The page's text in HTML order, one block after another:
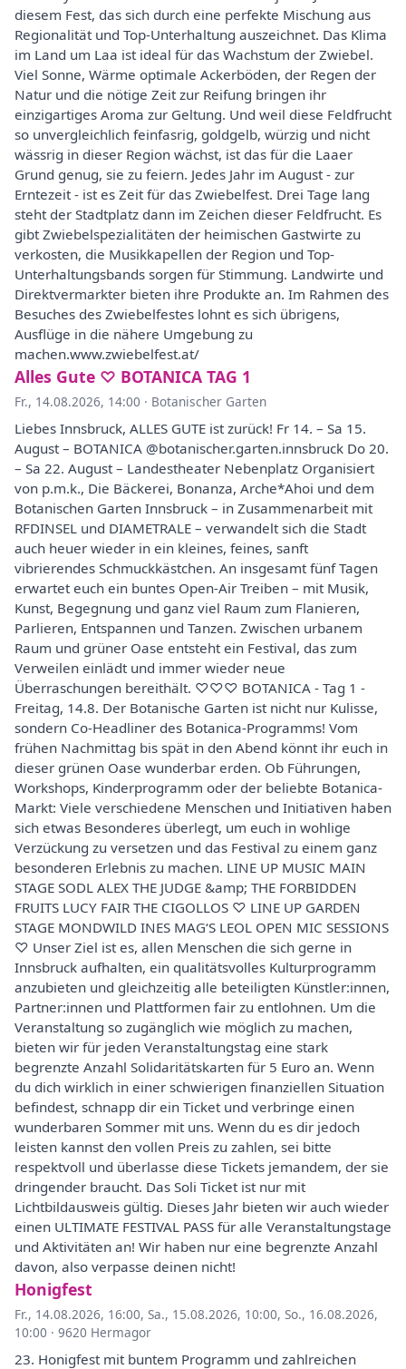
diesem Fest, das sich durch eine perfekte Mischung aus
Regionalität und Top-Unterhaltung auszeichnet. Das Klima
im Land um Laa ist ideal für das Wachstum der Zwiebel.
Viel Sonne, Wärme optimale Ackerböden, der Regen der
Natur und die nötige Zeit zur Reifung bringen ihr
einzigartiges Aroma zur Geltung. Und weil diese Feldfrucht
so unvergleichlich feinfasrig, goldgelb, würzig und nicht
wässrig in dieser Region wächst, ist das für die Laaer
Grund genug, sie zu feiern. Jedes Jahr im August - zur
Erntezeit - ist es Zeit für das Zwiebelfest. Drei Tage lang
steht der Stadtplatz dann im Zeichen dieser Feldfrucht. Es
gibt Zwiebelspezialitäten der heimischen Gastwirte zu
verkosten, die Musikkapellen der Region und Top-
Unterhaltungsbands sorgen für Stimmung. Landwirte und
Direktvermarkter bieten ihre Produkte an. Im Rahmen des
Besuches des Zwiebelfestes lohnt es sich übrigens,
Ausflüge in die nähere Umgebung zu
machen.www.zwiebelfest.at/
Alles Gute ♡ BOTANICA TAG 1
Fr., 14.08.2026, 14:00 · Botanischer Garten
Liebes Innsbruck, ALLES GUTE ist zurück! Fr 14. – Sa 15.
August – BOTANICA @botanischer.garten.innsbruck Do 20.
– Sa 22. August – Landestheater Nebenplatz Organisiert
von p.m.k., Die Bäckerei, Bonanza, Arche*Ahoi und dem
Botanischen Garten Innsbruck – in Zusammenarbeit mit
RFDINSEL und DIAMETRALE – verwandelt sich die Stadt
auch heuer wieder in ein kleines, feines, sanft
vibrierendes Schmuckkästchen. An insgesamt fünf Tagen
erwartet euch ein buntes Open-Air Treiben – mit Musik,
Kunst, Begegnung und ganz viel Raum zum Flanieren,
Parlieren, Entspannen und Tanzen. Zwischen urbanem
Raum und grüner Oase entsteht ein Festival, das zum
Verweilen einlädt und immer wieder neue
Überraschungen bereithält. ♡♡♡ BOTANICA - Tag 1 -
Freitag, 14.8. Der Botanische Garten ist nicht nur Kulisse,
sondern Co-Headliner des Botanica-Programms! Vom
frühen Nachmittag bis spät in den Abend könnt ihr euch in
dieser grünen Oase wunderbar erden. Ob Führungen,
Workshops, Kinderprogramm oder der beliebte Botanica-
Markt: Viele verschiedene Menschen und Initiativen haben
sich etwas Besonderes überlegt, um euch in wohlige
Verzückung zu versetzen und das Festival zu einem ganz
besonderen Erlebnis zu machen. LINE UP MUSIC MAIN
STAGE SODL ALEX THE JUDGE &amp; THE FORBIDDEN
FRUITS LUCY FAIR THE CIGOLLOS ♡ LINE UP GARDEN
STAGE MONDWILD INES MAG‘S LEOL OPEN MIC SESSIONS
♡ Unser Ziel ist es, allen Menschen die sich gerne in
Innsbruck aufhalten, ein qualitätsvolles Kulturprogramm
anzubieten und gleichzeitig alle beteiligten Künstler:innen,
Partner:innen und Plattformen fair zu entlohnen. Um die
Veranstaltung so zugänglich wie möglich zu machen,
bieten wir für jeden Veranstaltungstag eine stark
begrenzte Anzahl Solidaritätskarten für 5 Euro an. Wenn
du dich wirklich in einer schwierigen finanziellen Situation
befindest, schnapp dir ein Ticket und verbringe einen
wunderbaren Sommer mit uns. Wenn du es dir jedoch
leisten kannst den vollen Preis zu zahlen, sei bitte
respektvoll und überlasse diese Tickets jemandem, der sie
dringender braucht. Das Soli Ticket ist nur mit
Lichtbildausweis gültig. Dieses Jahr bieten wir auch wieder
einen ULTIMATE FESTIVAL PASS für alle Veranstaltungstage
und Aktivitäten an! Wir haben nur eine begrenzte Anzahl
davon, also verpasse deinen nicht!
Honigfest
Fr., 14.08.2026, 16:00, Sa., 15.08.2026, 10:00, So., 16.08.2026,
10:00 · 9620 Hermagor
23. Honigfest mit buntem Programm und zahlreichen